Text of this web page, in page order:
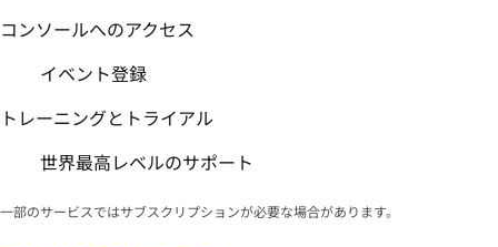
コンソールへのアクセス
イベント登録
トレーニングとトライアル
世界最高レベルのサポート
一部のサービスではサブスクリプションが必要な場合があります。